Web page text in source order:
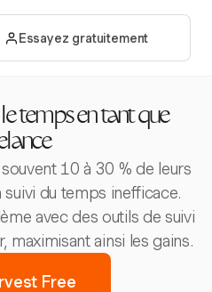
Essayez gratuitement
temps en tant que
10 à 30 % de leurs
suivi du temps inefficace.
avec des outils de suivi
maximisant ainsi les gains.
Free